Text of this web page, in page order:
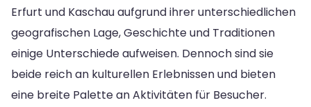
Erfurt und Kaschau aufgrund ihrer unterschiedlichen
geografischen Lage, Geschichte und Traditionen
einige Unterschiede aufweisen. Dennoch sind sie
beide reich an kulturellen Erlebnissen und bieten
eine breite Palette an Aktivitäten für Besucher.